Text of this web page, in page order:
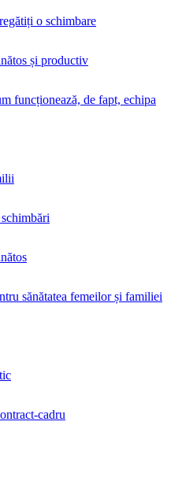
o schimbare
și productiv
funcționează, de fapt, echipa
sănătatea femeilor și familiei
cadru